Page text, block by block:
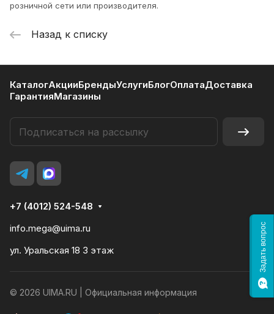
розничной сети или производителя.
Назад к списку
КаталогАкцииБрендыУслугиБлогОплатаДоставка
ГарантияМагазины
+7 (4012) 524-548
info.mega@uima.ru
ул. Уральская 18 3 этаж
© 2026 UIMA.RU | Официальная информация
Задать вопрос